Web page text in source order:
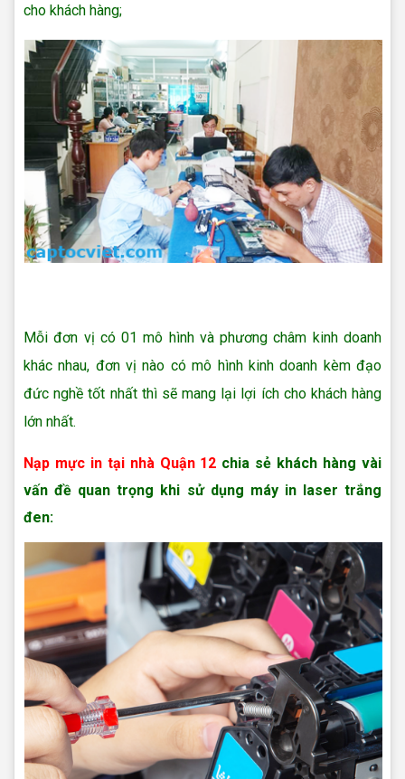
cho khách hàng;
Mỗi đơn vị có 01 mô hình và phương châm kinh doanh
khác nhau, đơn vị nào có mô hình kinh doanh kèm đạo
đức nghề tốt nhất thì sẽ mang lại lợi ích cho khách hàng
lớn nhất.
Nạp mực in tại nhà Quận 12 chia sẻ khách hàng vài
vấn đề quan trọng khi sử dụng máy in laser trắng
đen: